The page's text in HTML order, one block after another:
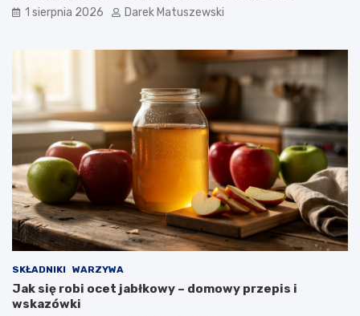
1 sierpnia 2026 Darek Matuszewski
SKŁADNIKI WARZYWA
Jak się robi ocet jabłkowy – domowy przepis i
wskazówki